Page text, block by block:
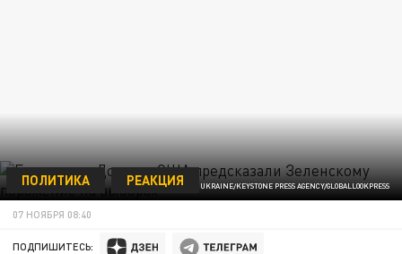
PRESIDENT OF UKRAINE/KEYSTONE PRESS AGENCY/GLOBALLOOKPRESS
ПОЛИТИКА РЕАКЦИЯ
07 НОЯБРЯ 08:40
ПОДПИШИТЕСЬ: